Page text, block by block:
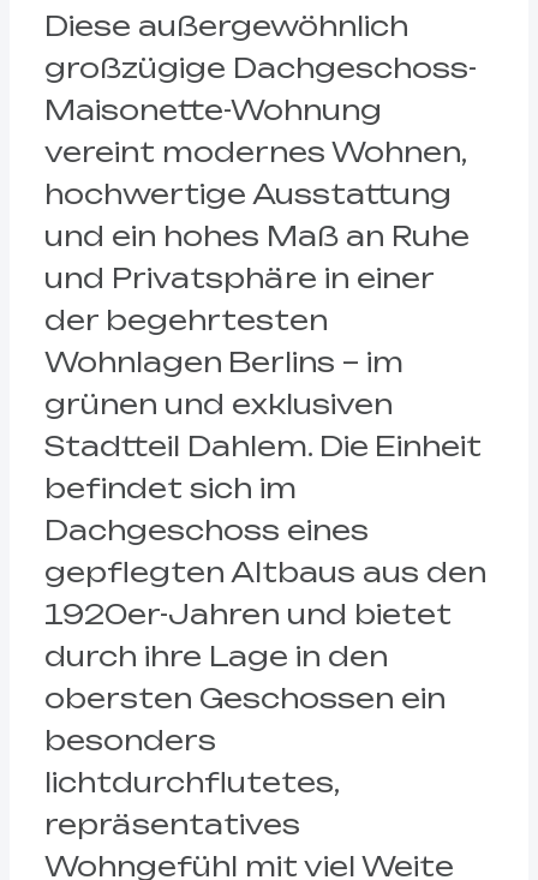
Diese außergewöhnlich
großzügige Dachgeschoss-
Maisonette-Wohnung
vereint modernes Wohnen,
hochwertige Ausstattung
und ein hohes Maß an Ruhe
und Privatsphäre in einer
der begehrtesten
Wohnlagen Berlins – im
grünen und exklusiven
Stadtteil Dahlem. Die Einheit
befindet sich im
Dachgeschoss eines
gepflegten Altbaus aus den
1920er-Jahren und bietet
durch ihre Lage in den
obersten Geschossen ein
besonders
lichtdurchflutetes,
repräsentatives
Wohngefühl mit viel Weite